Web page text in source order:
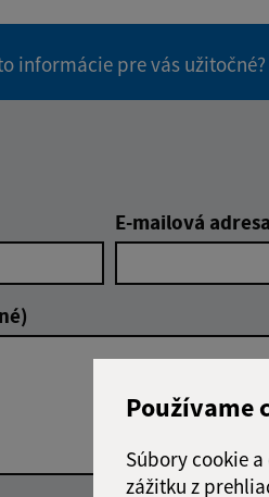
Používame
Súbory cookie
zážitku z
informácie pre vás užitočné?
E-mailová